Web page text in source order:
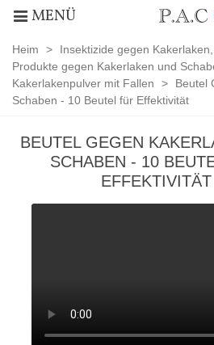
MENÜ
Heim > Insektizide gegen
Produkte gegen Kakerlaken und
Kakerlakenpulver mit Fallen
>
Beutel
Schaben - 10 Beutel für Effektivität
BEUTEL GEGEN
SCHABEN - 10
EFFEKTIVITÄT
Fallen